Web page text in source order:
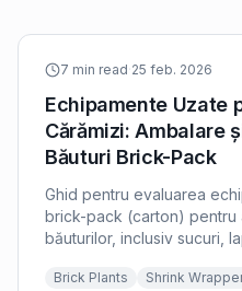
7 min read·25 feb. 2026
Echipamente Uzate
Cărămizi: Ambalare
Băuturi Brick-Pack
Ghid pentru evaluarea
brick-pack (carton) pentru
băuturilor, inclusiv sucuri,
Brick Plants Shrink